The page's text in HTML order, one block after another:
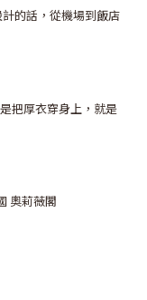
的話，從機場到飯店
把厚衣穿身上，就是